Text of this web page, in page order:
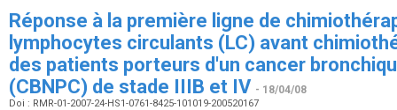
Réponse à la première ligne de
lymphocytes circulants (LC) avant
des patients porteurs d'un cancer
(CBNPC) de stade IIIB et IV - 18/04/08
Doi : RMR-01-2007-24-HS1-0761-8425-101019-200520167